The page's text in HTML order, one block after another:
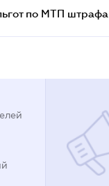
по МТП штрафа